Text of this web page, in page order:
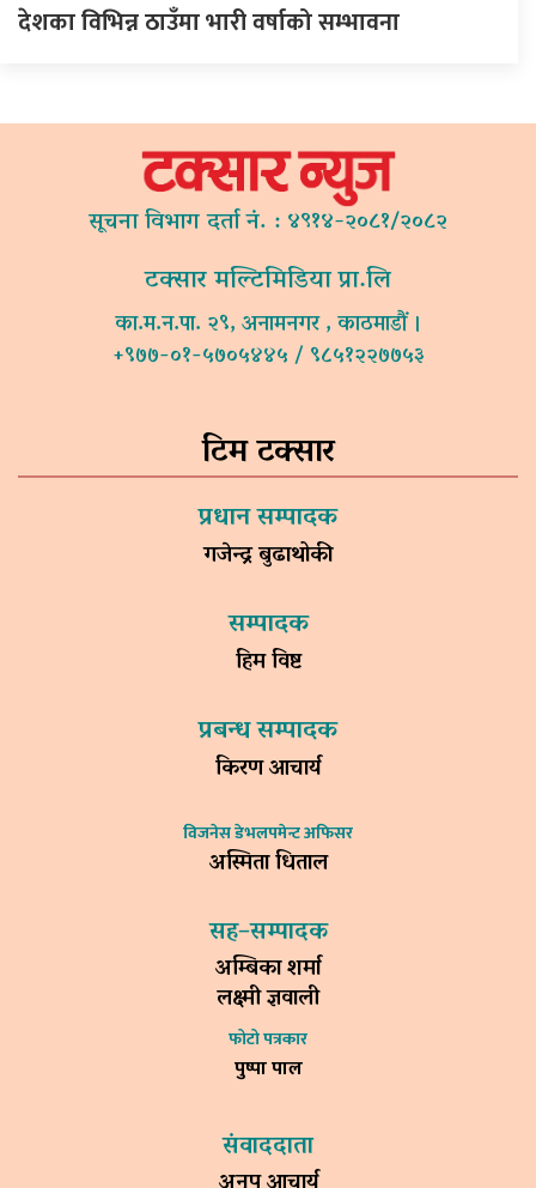
देशका विभिन्न ठाउँमा भारी वर्षाको सम्भावना
सूचना विभाग दर्ता नं. : ४९१४-२०८१/२०८२
टक्सार मल्टिमिडिया प्रा.लि
का.म.न.पा. २९, अनामनगर , काठमाडौं ।
+९७७-०१-५७०५४४५ / ९८५१२२७७५३
टिम टक्सार
प्रधान सम्पादक
गजेन्द्र बुढाथोकी
सम्पादक
हिम विष्ट
प्रबन्ध सम्पादक
किरण आचार्य
विजनेस डेभलपमेन्ट अफिसर
अस्मिता धिताल
सह–सम्पादक
अम्बिका शर्मा
लक्ष्मी ज्ञवाली
फोटो पत्रकार
पुष्पा पाल
संवाददाता